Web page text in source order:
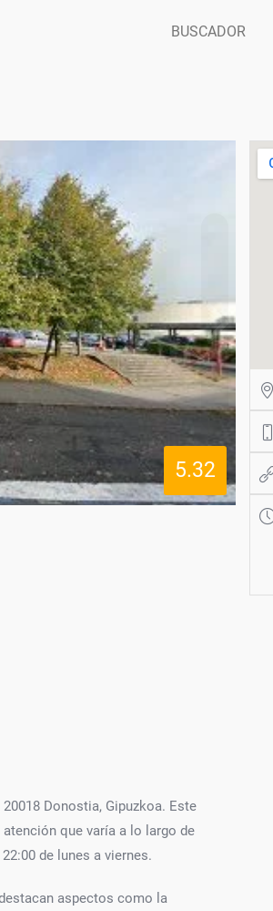
BUSCADOR
5.32
Donostia, Gipuzkoa. Este
que varía a lo largo de
de lunes a viernes.
aspectos como la